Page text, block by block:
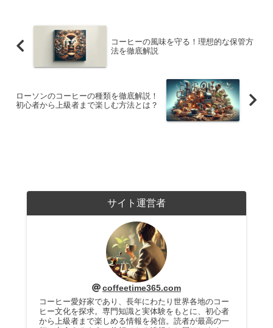
コーヒーの風味を守る！理想的な保管方
法を徹底解説
ローソンのコーヒーの種類を徹底解説！
初心者から上級者まで楽しむ方法とは？
サイト運営者
coffeetime365.com
コーヒー愛好家であり、長年にわたり世界各地のコー
ヒー文化を探求。専門知識と実体験をもとに、初心者
から上級者まで楽しめる情報を発信。読者が最高の一